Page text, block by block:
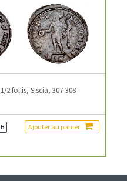
2 follis, Siscia, 307-308
Ajouter au panier